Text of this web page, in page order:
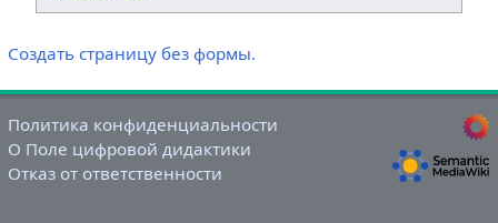
Создать страницу без формы.
Политика конфиденциальности
О Поле цифровой дидактики
Отказ от ответственности